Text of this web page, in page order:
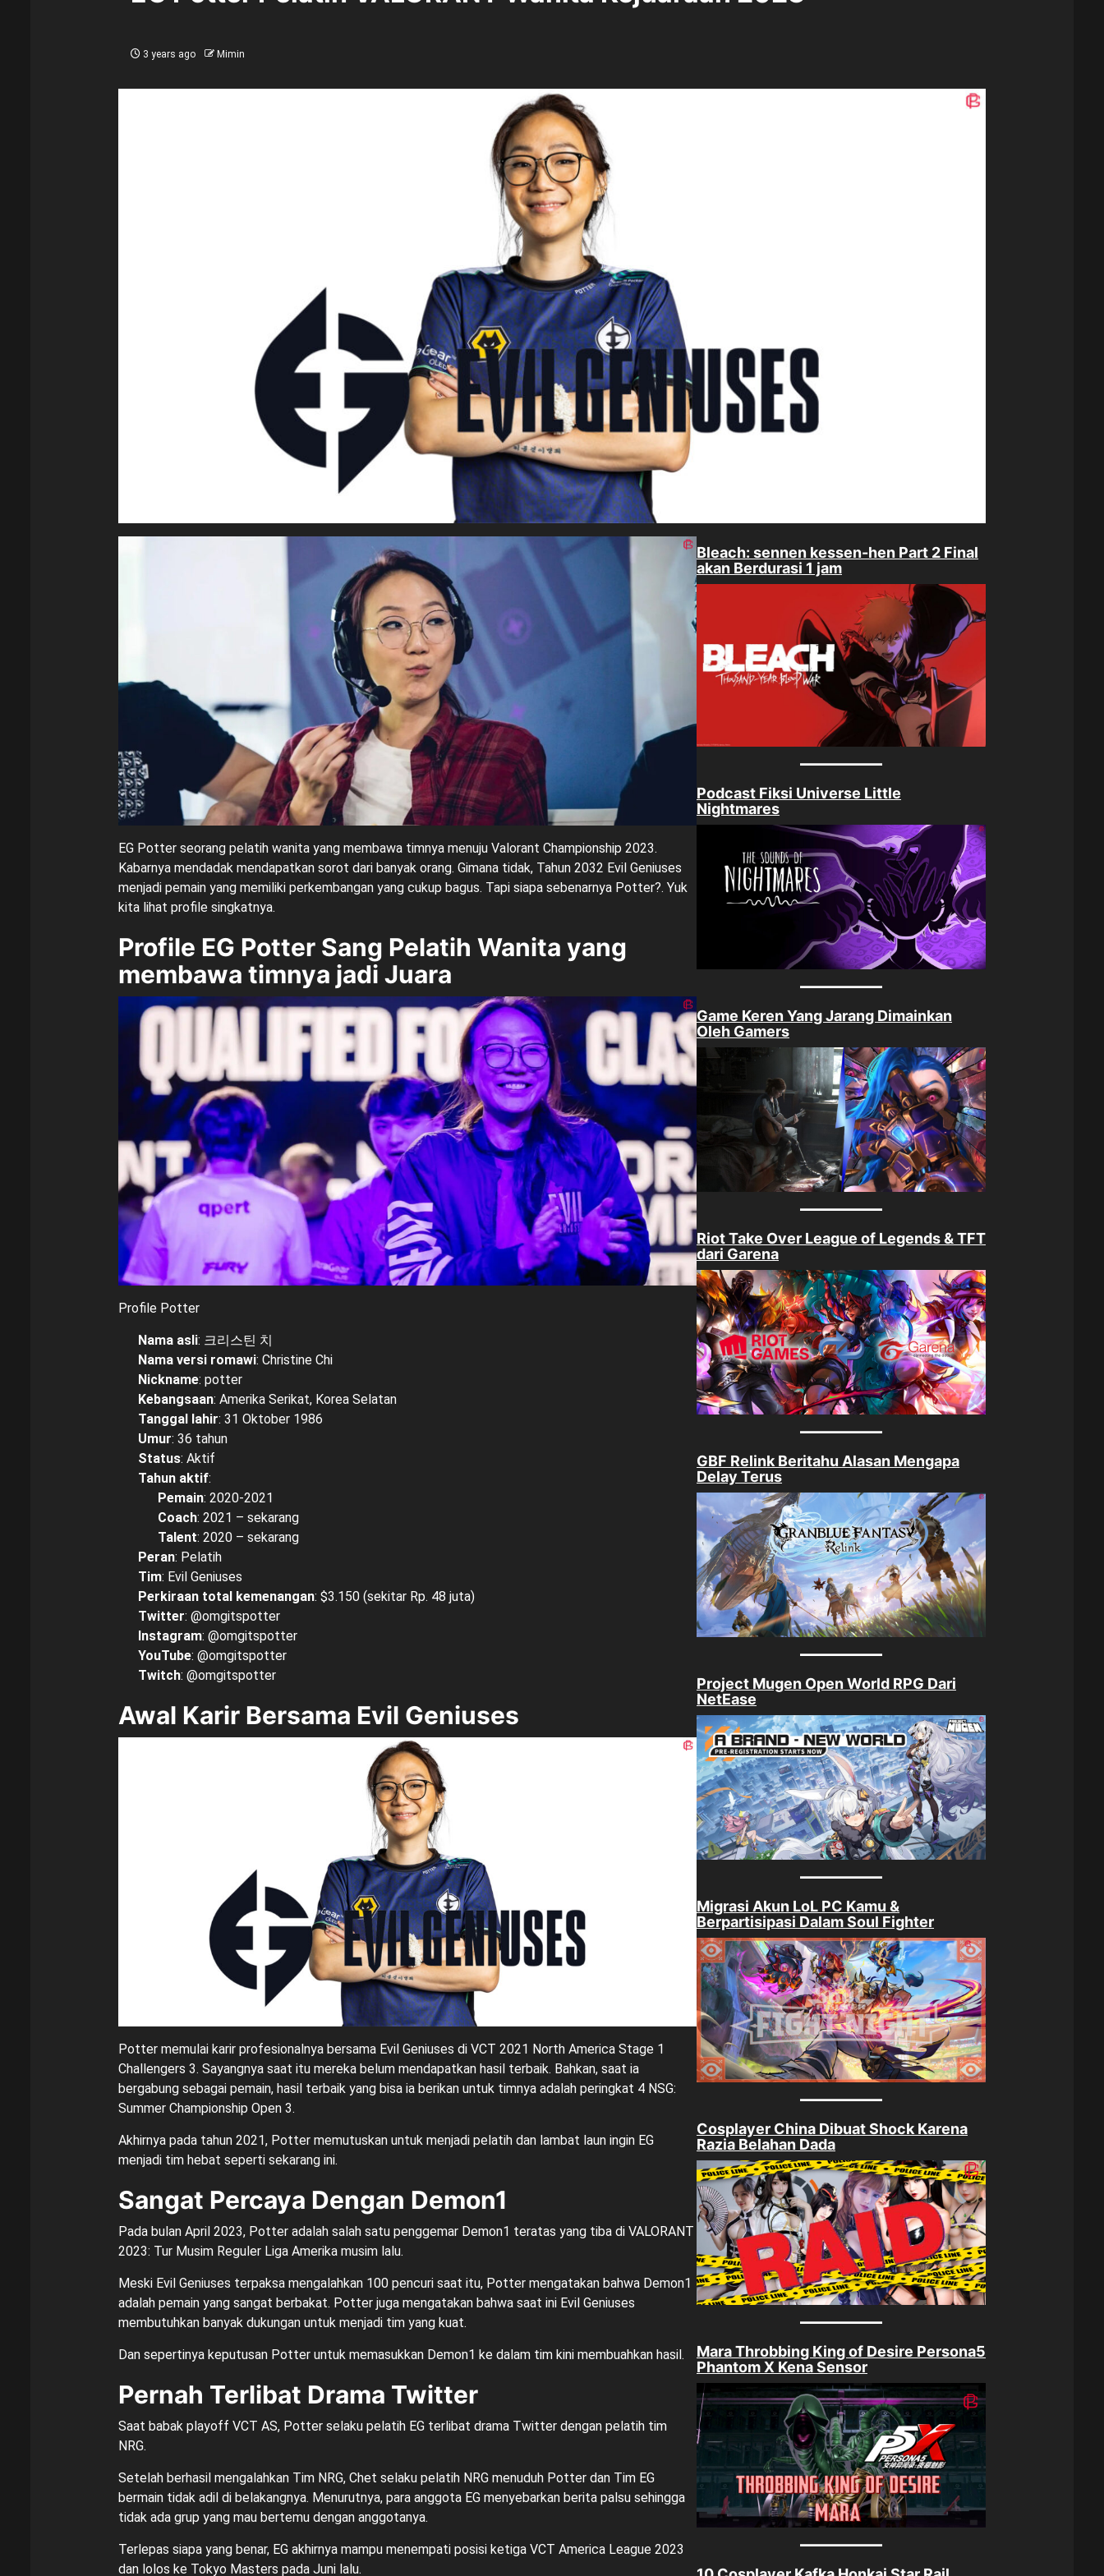
3 years ago Mimin
EG Potter seorang pelatih wanita yang membawa timnya menuju Valorant Championship 2023.
Kabarnya mendadak mendapatkan sorot dari banyak orang. Gimana tidak, Tahun 2032 Evil Geniuses
menjadi pemain yang memiliki perkembangan yang cukup bagus. Tapi siapa sebenarnya Potter?. Yuk
kita lihat profile singkatnya.
Profile EG Potter Sang Pelatih Wanita yang
membawa timnya jadi Juara
Profile Potter
Nama asli: 크리스틴 치
Nama versi romawi: Christine Chi
Nickname: potter
Kebangsaan: Amerika Serikat, Korea Selatan
Tanggal lahir: 31 Oktober 1986
Umur: 36 tahun
Status: Aktif
Tahun aktif:
Pemain: 2020-2021
Coach: 2021 – sekarang
Talent: 2020 – sekarang
Peran: Pelatih
Tim: Evil Geniuses
Perkiraan total kemenangan: $3.150 (sekitar Rp. 48 juta)
Twitter: @omgitspotter
Instagram: @omgitspotter
YouTube: @omgitspotter
Twitch: @omgitspotter
Awal Karir Bersama Evil Geniuses
Potter memulai karir profesionalnya bersama Evil Geniuses di VCT 2021 North America Stage 1
Challengers 3. Sayangnya saat itu mereka belum mendapatkan hasil terbaik. Bahkan, saat ia
bergabung sebagai pemain, hasil terbaik yang bisa ia berikan untuk timnya adalah peringkat 4 NSG:
Summer Championship Open 3.
Akhirnya pada tahun 2021, Potter memutuskan untuk menjadi pelatih dan lambat laun ingin EG
menjadi tim hebat seperti sekarang ini.
Sangat Percaya Dengan Demon1
Pada bulan April 2023, Potter adalah salah satu penggemar Demon1 teratas yang tiba di VALORANT
2023: Tur Musim Reguler Liga Amerika musim lalu.
Meski Evil Geniuses terpaksa mengalahkan 100 pencuri saat itu, Potter mengatakan bahwa Demon1
adalah pemain yang sangat berbakat. Potter juga mengatakan bahwa saat ini Evil Geniuses
membutuhkan banyak dukungan untuk menjadi tim yang kuat.
Dan sepertinya keputusan Potter untuk memasukkan Demon1 ke dalam tim kini membuahkan hasil.
Pernah Terlibat Drama Twitter
Saat babak playoff VCT AS, Potter selaku pelatih EG terlibat drama Twitter dengan pelatih tim
NRG.
Setelah berhasil mengalahkan Tim NRG, Chet selaku pelatih NRG menuduh Potter dan Tim EG
bermain tidak adil di belakangnya. Menurutnya, para anggota EG menyebarkan berita palsu sehingga
tidak ada grup yang mau bertemu dengan anggotanya.
Terlepas siapa yang benar, EG akhirnya mampu menempati posisi ketiga VCT America League 2023
dan lolos ke Tokyo Masters pada Juni lalu.
Bleach: sennen kessen-hen Part 2 Final
akan Berdurasi 1 jam
Podcast Fiksi Universe Little
Nightmares
Game Keren Yang Jarang Dimainkan
Oleh Gamers
Riot Take Over League of Legends & TFT
dari Garena
GBF Relink Beritahu Alasan Mengapa
Delay Terus
Project Mugen Open World RPG Dari
NetEase
Migrasi Akun LoL PC Kamu &
Berpartisipasi Dalam Soul Fighter
Cosplayer China Dibuat Shock Karena
Razia Belahan Dada
Mara Throbbing King of Desire Persona5
Phantom X Kena Sensor